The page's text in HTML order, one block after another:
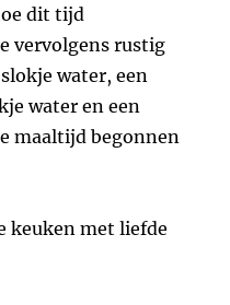
dit tijd
vervolgens rustig
water, een
water en een
maaltijd begonnen
keuken met liefde